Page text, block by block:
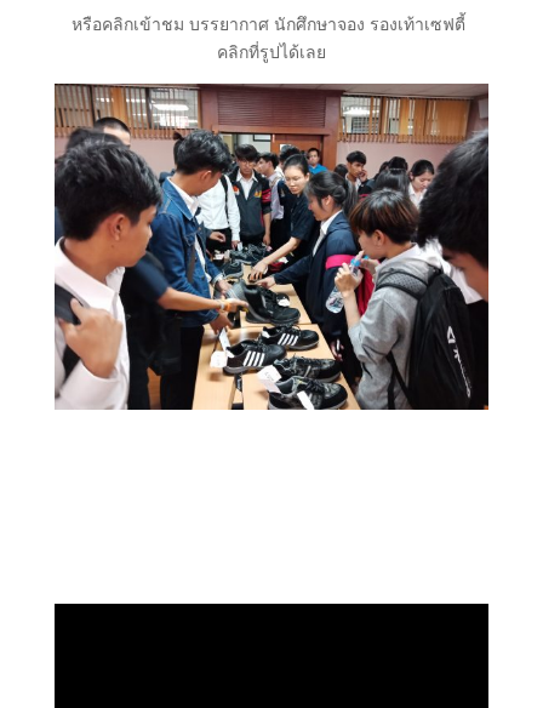
หรือคลิกเข้าชม บรรยากาศ นักศึกษาจอง รองเท้าเซฟตี้
คลิกที่รูปได้เลย